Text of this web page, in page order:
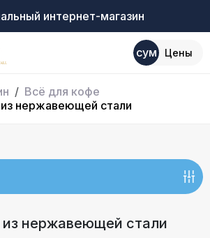
интернет-магазин
сум Цены
Всё для кофе
нержавеющей стали
нержавеющей стали